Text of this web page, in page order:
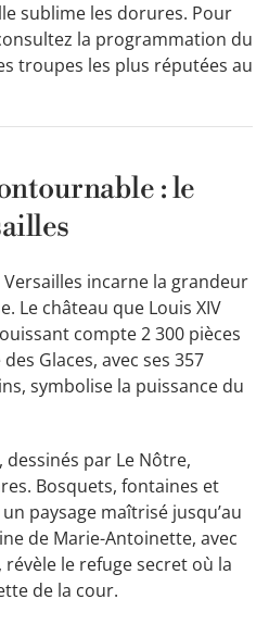
sublime les dorures. Pour
la programmation du
troupes les plus réputées au
: le
incarne la grandeur
Le château que Louis XIV
compte 2 300 pièces
Glaces, avec ses 357
symbolise la puissance du
dessinés par Le Nôtre,
Bosquets, fontaines et
paysage maîtrisé jusqu’au
de Marie-Antoinette, avec
le refuge secret où la
de la cour.